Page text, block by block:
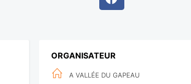
ORGANISATEUR
A VALLÉE DU GAPEAU